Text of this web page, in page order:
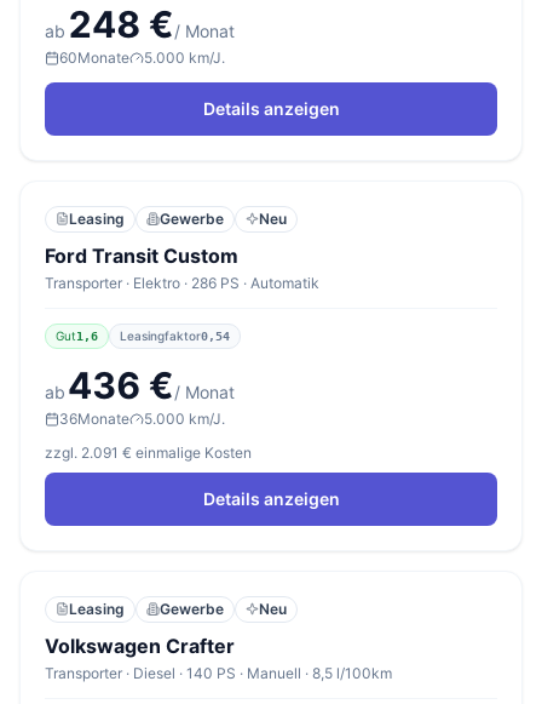
ab 248 €/ Monat
60Monate 5.000 km/J.
Details anzeigen
Leasing Gewerbe Neu
Ford Transit Custom
Transporter · Elektro · 286 PS · Automatik
Gut1,6 Leasingfaktor0,54
ab 436 €/ Monat
36Monate
5.000 km/J.
zzgl. 2.091 € einmalige Kosten
Details anzeigen
Leasing Gewerbe Neu
Volkswagen Crafter
Transporter · Diesel · 140 PS · Manuell · 8,5 l/100km